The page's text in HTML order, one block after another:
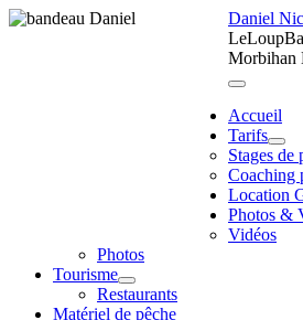
Daniel
Morbihan
Accueil
Tarifs
Stages de
Coaching
Location
Photos &
Vidéos
Photos
Tourisme
Restaurants
Matériel de pêche